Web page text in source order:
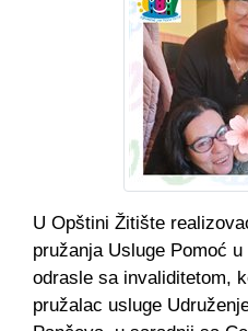
U Opštini Žitište
pružanja Usluge Pomoć
odrasle sa invaliditetom,
pružalac usluge